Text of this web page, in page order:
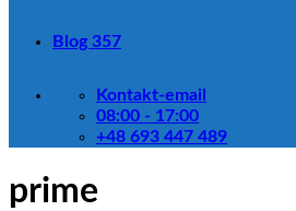
Blog 357
Kontakt-email
08:00 - 17:00
+48 693 447 489
prime